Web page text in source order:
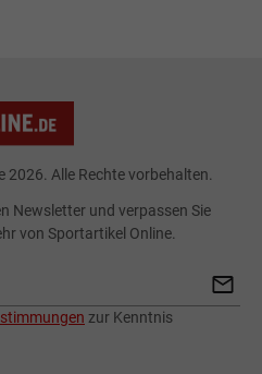
Alle Rechte vorbehalten.
Newsletter und verpassen Sie
von Sportartikel Online.
zur Kenntnis